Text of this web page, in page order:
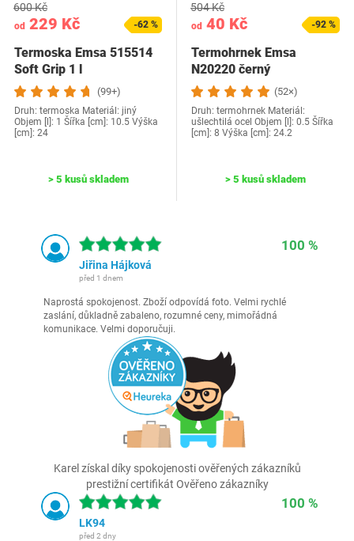
od 229 Kč
600 Kč
-62 %
Termoska Emsa 515514
Soft Grip 1 l
(99+)
Druh: termoska Materiál: jiný
Objem [l]: 1 Šířka [cm]: 10.5 Výška
[cm]: 24
> 5 kusů skladem
od 40 Kč
504 Kč
-92 %
Termohrnek Emsa
N20220 černý
(52×)
Druh: termohrnek Materiál:
ušlechtilá ocel Objem [l]: 0.5 Šířka
[cm]: 8 Výška [cm]: 24.2
> 5 kusů skladem
100 %
Jiřina Hájková
před 1 dnem
Naprostá spokojenost. Zboží odpovídá foto. Velmi rychlé
zaslání, důkladně zabaleno, rozumné ceny, mimořádná
komunikace. Velmi doporučuji.
Karel získal díky spokojenosti ověřených zákazníků
prestižní certifikát Ověřeno zákazníky
100 %
LK94
před 2 dny